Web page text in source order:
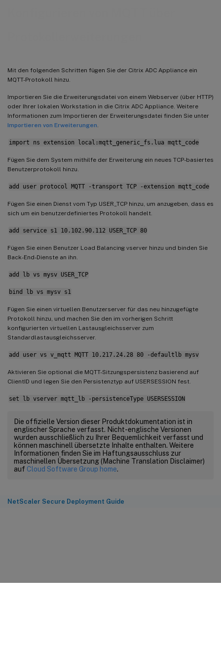
Mit den folgenden Schritten fügen Sie der Citrix ADC Appliance ein
MQTT-Protokoll hinzu.
Importieren Sie die Erweiterungsdatei von einem Webserver (über HTTP)
oder Ihrer lokalen Workstation in die Citrix ADC Appliance. Weitere
Informationen zum Importieren der Erweiterungsdatei finden Sie unter
Importieren von Erweiterungen
import ns extension local:mqtt_generic_fs.lua mqtt_code
Fügen Sie dem System mithilfe der Erweiterung ein neues TCP-basiertes
Benutzerprotokoll hinzu.
add user protocol MQTT -transport TCP -extension mqtt_code
Fügen Sie einen Dienst vom Typ USER_TCP hinzu, um anzugeben, dass es
sich um ein benutzerdefiniertes Protokoll handelt.
add service s1 10.102.90.112 USER_TCP 80
Fügen Sie einen Benutzer Load Balancing vserver hinzu und binden Sie
Back-End-Dienste an ihn.
add lb vs mysv USER_TCP
bind lb vs mysv s1
Fügen Sie einen virtuellen Benutzerserver für das neu hinzugefügte
Protokoll hinzu, und machen Sie den im vorherigen Schritt
konfigurierten virtuellen Lastausgleichsserver zum
Standardlastausgleichsserver.
add user vs v_mqtt MQTT 10.217.24.28 80 -defaultlb mysv
Aktivieren Sie optional die MQTT-Sitzungspersistenz basierend auf
ClientID und legen Sie den Persistenztyp auf USERSESSION fest.
set lb vserver mqtt_lb -persistenceType USERSESSION
Die offizielle Version dieser Produktdokumentation ist in
englischer Sprache verfasst. Nicht-englische Versionen
wurden ausschließlich zu Ihrer Bequemlichkeit verfasst und
können maschinell übersetzte Inhalte enthalten. Weitere
Informationen finden Sie im Haftungsausschluss zur
maschinellen Übersetzung (Machine Translation Disclaimer)
auf Cloud Software Group home.
NetScaler Secure Deployment Guide